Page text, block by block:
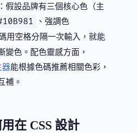
假設品牌有三個核心色（主
、強調色
用空格分隔一次輸入，就能
變色。配色靈感方面，
器能根據色碼推薦相關色彩，
補。
在 CSS 設計